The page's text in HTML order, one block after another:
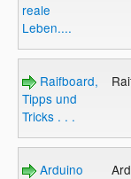
reale
Leben....
Raifboard,
Tipps und
Tricks . . .
Arduino